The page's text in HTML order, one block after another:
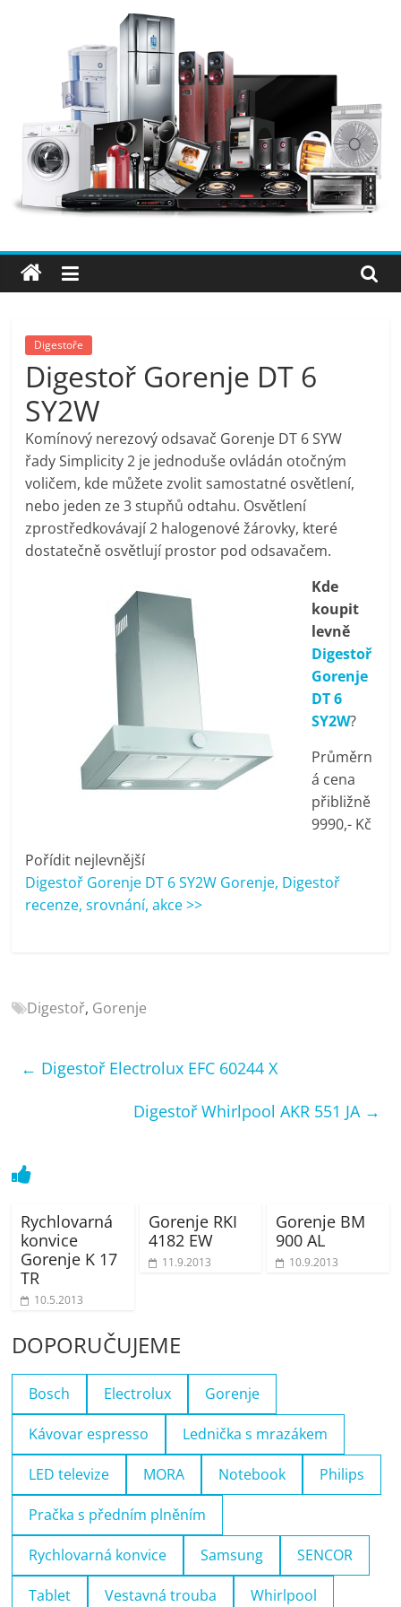
Elektro
OK
–
nejlepší
elektronika
porovnání,
pračky,
televize,
notebooky,
mobilní
telefony,
kávovary,
bazény
elektronika
OK,
recenze,
pračky,
kávovary,
Digestoře
Digestoř Gorenje DT 6
SY2W
Komínový nerezový odsavač Gorenje DT 6 SYW
řady Simplicity 2 je jednoduše ovládán otočným
voličem, kde můžete zvolit samostatné osvětlení,
nebo jeden ze 3 stupňů odtahu. Osvětlení
zprostředkovávají 2 halogenové žárovky, které
dostatečně osvětlují prostor pod odsavačem.
Kde
koupit
levně
Digestoř
Gorenje
DT 6
SY2W?
Průměrn
á cena
přibližně
9990,- Kč
Pořídit nejlevnější
Digestoř Gorenje DT 6 SY2W Gorenje, Digestoř
recenze, srovnání, akce >>
Digestoř, Gorenje
← Digestoř Electrolux EFC 60244 X
Digestoř Whirlpool AKR 551 JA →
Rychlovarná
konvice
Gorenje K 17
TR
10.5.2013
Gorenje RKI
4182 EW
11.9.2013
Gorenje BM
900 AL
10.9.2013
DOPORUČUJEME
Bosch Electrolux Gorenje
Kávovar espresso Lednička s mrazákem
LED televize MORA Notebook Philips
Pračka s předním plněním
Rychlovarná konvice Samsung SENCOR
Tablet Vestavná trouba Whirlpool